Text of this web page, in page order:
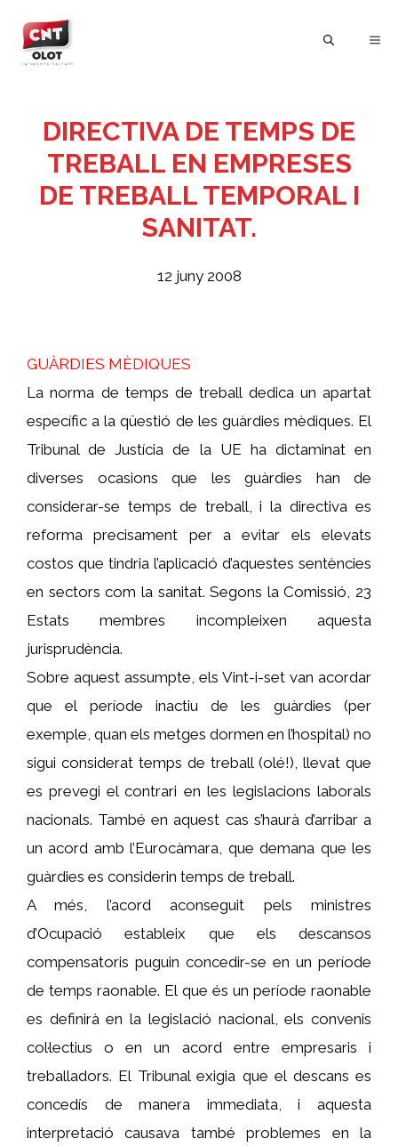
contingut
DIRECTIVA DE TEMPS DE
TREBALL EN EMPRESES
DE TREBALL TEMPORAL I
SANITAT.
12 juny 2008
GUÀRDIES MÈDIQUES
La norma de temps de treball dedica un apartat
específic a la qüestió de les guàrdies mèdiques. El
Tribunal de Justícia de la UE ha dictaminat en
diverses ocasions que les guàrdies han de
considerar-se temps de treball, i la directiva es
reforma precisament per a evitar els elevats
costos que tindria l’aplicació d’aquestes sentències
en sectors com la sanitat. Segons la Comissió, 23
Estats membres incompleixen aquesta
jurisprudència.
Sobre aquest assumpte, els Vint-i-set van acordar
que el període inactiu de les guàrdies (per
exemple, quan els metges dormen en l’hospital) no
sigui considerat temps de treball (olé!), llevat que
es prevegi el contrari en les legislacions laborals
nacionals. També en aquest cas s’haurà d’arribar a
un acord amb l’Eurocàmara, que demana que les
guàrdies es considerin temps de treball.
A més, l’acord aconseguit pels ministres
d’Ocupació estableix que els descansos
compensatoris puguin concedir-se en un període
de temps raonable. El que és un període raonable
es definirà en la legislació nacional, els convenis
col·lectius o en un acord entre empresaris i
treballadors. El Tribunal exigia que el descans es
concedís de manera immediata, i aquesta
interpretació causava també problemes en la